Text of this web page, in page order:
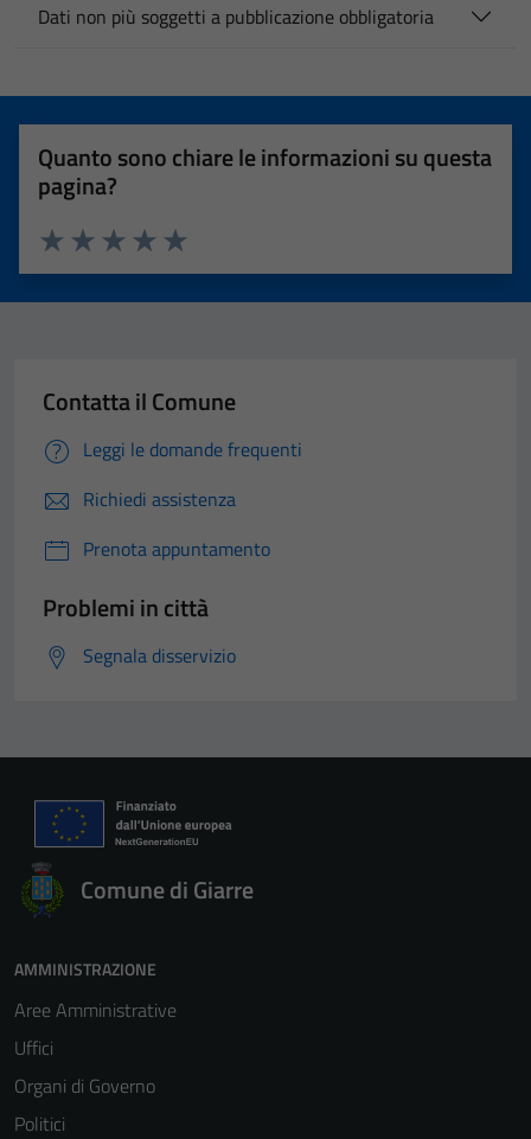
Dati non più soggetti a pubblicazione obbligatoria
Quanto sono chiare le informazioni su questa
pagina?
Valuta 5 stelle su 5
Valuta 4 stelle su 5
Valuta 3 stelle su 5
Valuta 2 stelle su 5
Valuta 1 stelle su 5
Contatta il Comune
Leggi le domande frequenti
Richiedi assistenza
Prenota appuntamento
Problemi in città
Segnala disservizio
Comune di Giarre
AMMINISTRAZIONE
Aree Amministrative
Uffici
Organi di Governo
Politici